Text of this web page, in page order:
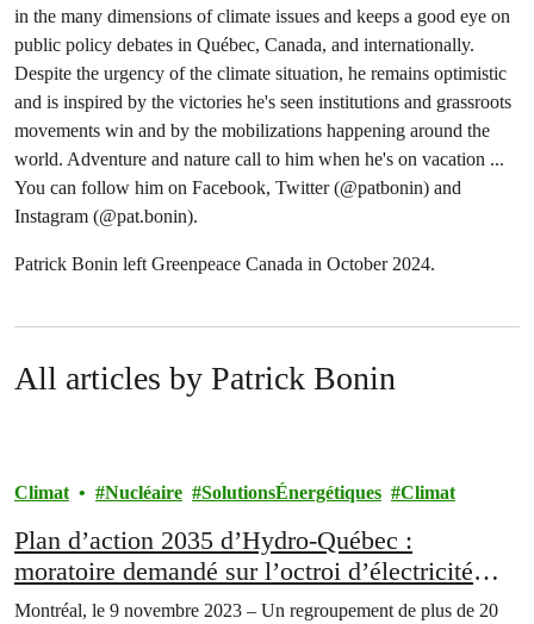
in the many dimensions of climate issues and keeps a good eye on
public policy debates in Québec, Canada, and internationally.
Despite the urgency of the climate situation, he remains optimistic
and is inspired by the victories he's seen institutions and grassroots
movements win and by the mobilizations happening around the
world. Adventure and nature call to him when he's on vacation ...
You can follow him on Facebook, Twitter (@patbonin) and
Instagram (@pat.bonin).
Patrick Bonin left Greenpeace Canada in October 2024.
All articles by Patrick Bonin
Climat Nucléaire SolutionsÉnergétiques Climat
Plan d’action 2035 d’Hydro-Québec :
moratoire demandé sur l’octroi d’électricité
pour le développement industriel
Montréal, le 9 novembre 2023 – Un regroupement de plus de 20